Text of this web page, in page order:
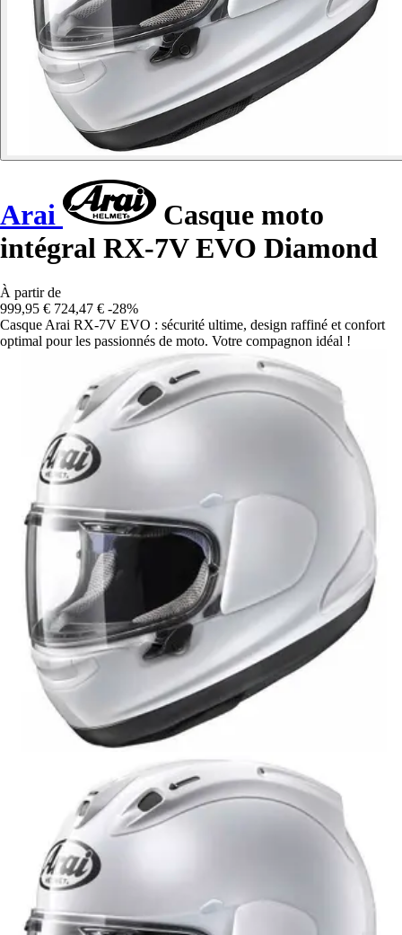
Arai
Casque moto
intégral RX-7V EVO Diamond
À partir de
999,95 € 724,47 € -28%
Casque Arai RX-7V EVO : sécurité ultime, design raffiné et confort
optimal pour les passionnés de moto. Votre compagnon idéal !